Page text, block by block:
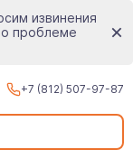
извинения
проблеме
+7 (812) 507-97-87